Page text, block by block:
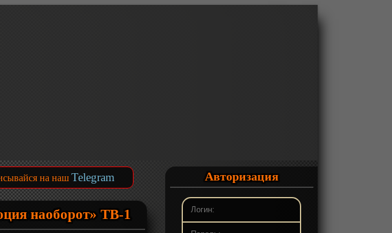
на наш Telegram
наоборот» ТВ-1
Авторизация